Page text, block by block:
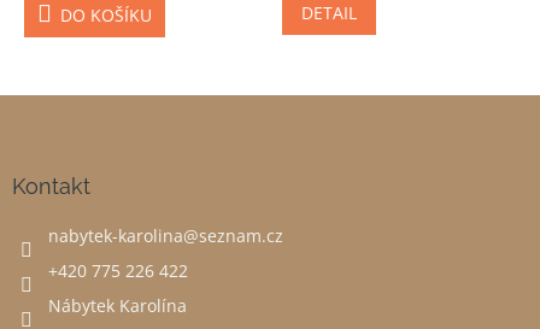
DO KOŠÍKU DETAIL
Kontakt
nabytek-karolina@seznam.cz
+420 775 226 422
Nábytek Karolína